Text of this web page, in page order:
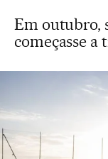
Em outubro,
começasse